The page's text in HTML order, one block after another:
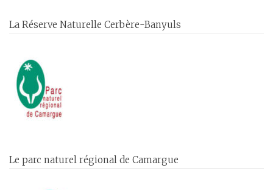
La Réserve Naturelle Cerbère-Banyuls
Le parc naturel régional de Camargue